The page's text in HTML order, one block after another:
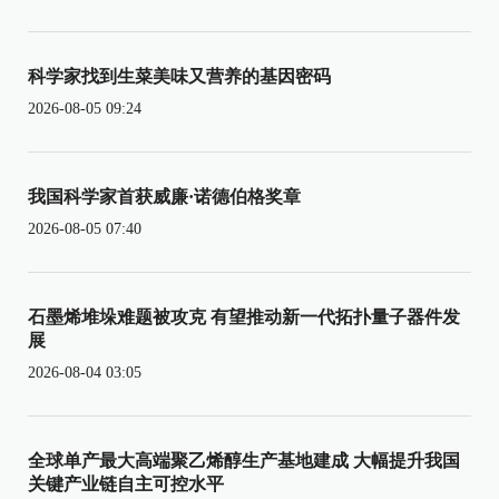
科学家找到生菜美味又营养的基因密码
2026-08-05 09:24
我国科学家首获威廉·诺德伯格奖章
2026-08-05 07:40
石墨烯堆垛难题被攻克 有望推动新一代拓扑量子器件发
展
2026-08-04 03:05
全球单产最大高端聚乙烯醇生产基地建成 大幅提升我国
关键产业链自主可控水平